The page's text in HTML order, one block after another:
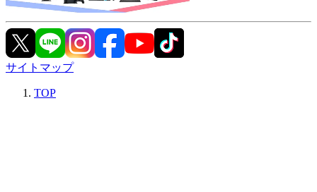
サイトマップ
TOP